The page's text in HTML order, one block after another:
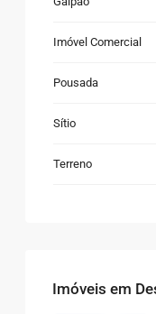
Imóvel Comercial
Pousada
Sítio
Terreno
Imóveis em